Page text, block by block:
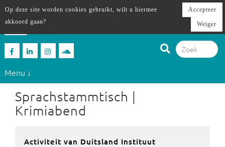
Menu ↓
Sprachstammtisch |
Krimiabend
Activiteit van Duitsland Instituut
Op deze site worden cookies gebruikt, wilt u hiermee
akkoord gaan?
Accepteer
Weiger